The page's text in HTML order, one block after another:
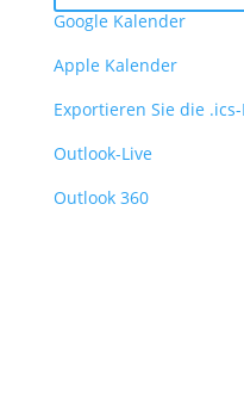
Google Kalender
Apple Kalender
Exportieren Sie die
Outlook-Live
Outlook 360